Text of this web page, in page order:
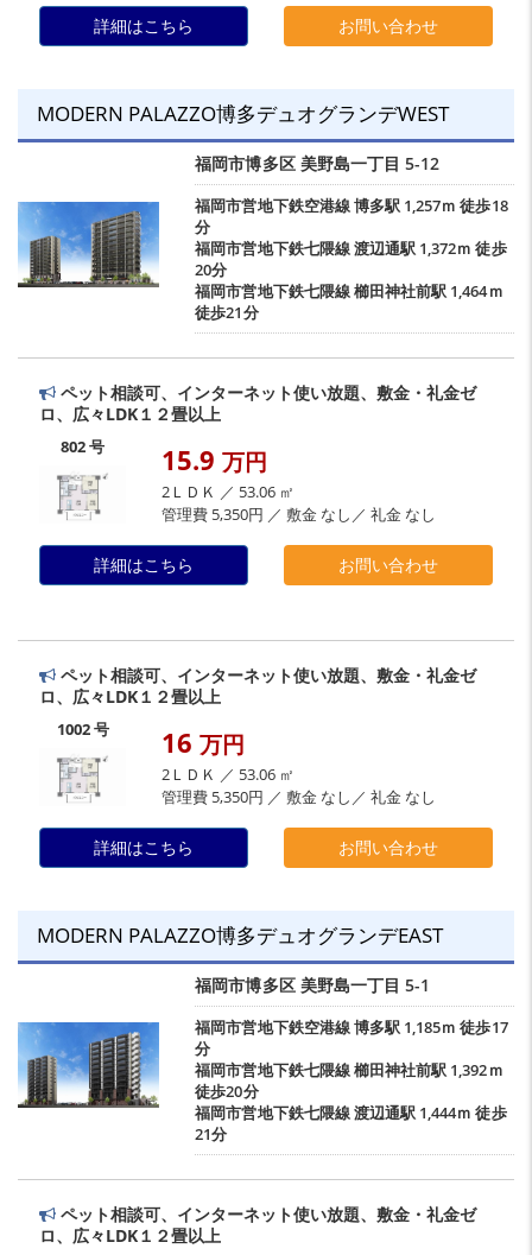
詳細はこちら お問い合わせ
MODERN PALAZZO博多デュオグランデWEST
福岡市博多区 美野島一丁目 5-12
福岡市営地下鉄空港線博多駅 1,257ｍ 徒歩18
分
福岡市営地下鉄七隈線渡辺通駅 1,372ｍ 徒歩
20分
福岡市営地下鉄七隈線櫛田神社前駅 1,464ｍ
徒歩21分
ペット相談可、インターネット使い放題、敷金・礼金ゼ
ロ、広々LDK１２畳以上
802 号 15.9 万円
2ＬＤＫ ／ 53.06 ㎡
管理費 5,350円 ／ 敷金 なし／ 礼金 なし
詳細はこちら お問い合わせ
ペット相談可、インターネット使い放題、敷金・礼金ゼ
ロ、広々LDK１２畳以上
1002 号 16 万円
2ＬＤＫ ／ 53.06 ㎡
管理費 5,350円 ／ 敷金 なし／ 礼金 なし
詳細はこちら お問い合わせ
MODERN PALAZZO博多デュオグランデEAST
福岡市博多区 美野島一丁目 5-1
福岡市営地下鉄空港線博多駅 1,185ｍ 徒歩17
分
福岡市営地下鉄七隈線櫛田神社前駅 1,392ｍ
徒歩20分
福岡市営地下鉄七隈線渡辺通駅 1,444ｍ 徒歩
21分
ペット相談可、インターネット使い放題、敷金・礼金ゼ
ロ、広々LDK１２畳以上